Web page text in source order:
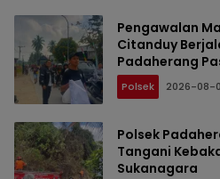
Pengawalan
Citanduy
Padaherang
Berlangsung
Polsek 2026-08-
Polsek
Tangani
Sukanagara